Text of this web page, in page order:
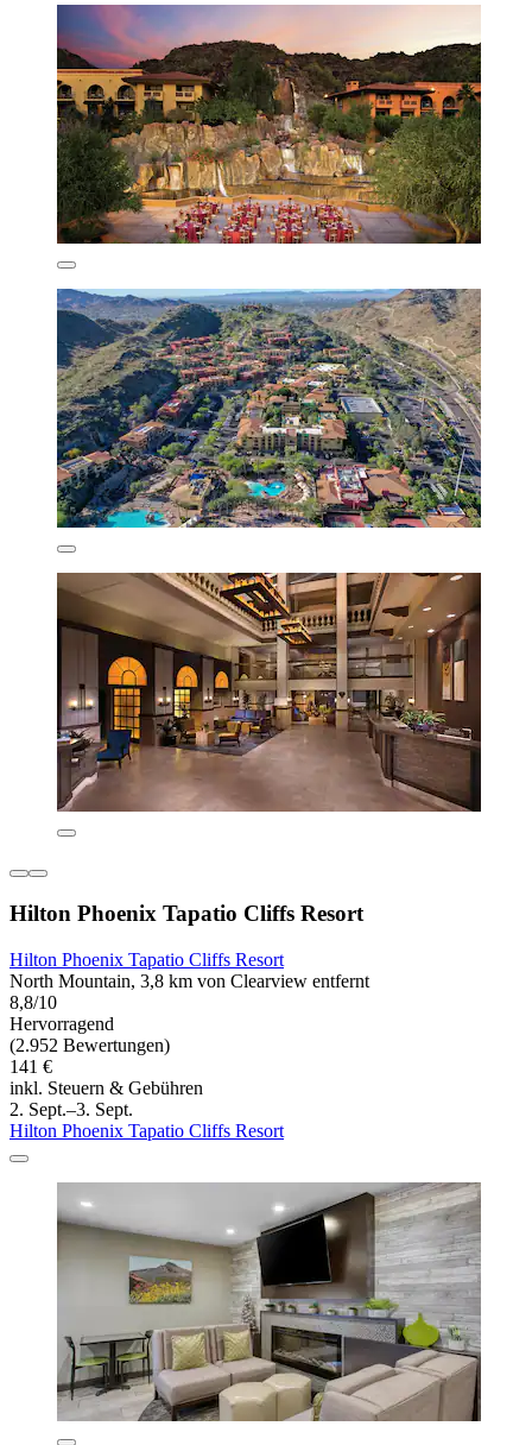
Hilton Phoenix Tapatio Cliffs Resort
Hilton Phoenix Tapatio Cliffs Resort
North Mountain, 3,8 km von Clearview entfernt
8,8/10
Hervorragend
(2.952 Bewertungen)
141 €
inkl. Steuern & Gebühren
2. Sept.–3. Sept.
Hilton Phoenix Tapatio Cliffs Resort